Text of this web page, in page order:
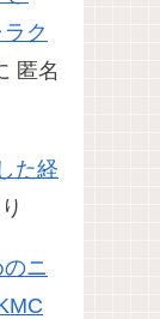
ク
匿名
た経
ニ